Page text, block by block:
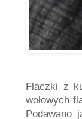
Flaczki z
wołowych
Podawano